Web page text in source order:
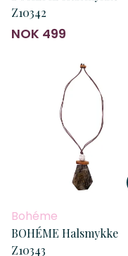
Z10342
NOK 499
Bohéme
BOHÉME Halsmykke
Z10343